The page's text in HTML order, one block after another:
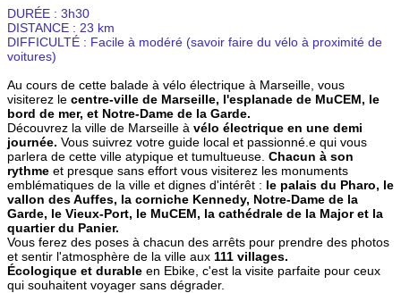
DURÉE : 3h30
DISTANCE : 23 km
DIFFICULTÉ : Facile à modéré (savoir faire du vélo à proximité de
voitures)
Au cours de cette balade à vélo électrique à Marseille, vous
visiterez le centre-ville de Marseille, l'esplanade de MuCEM, le
bord de mer, et Notre-Dame de la Garde.
Découvrez la ville de Marseille à vélo électrique en une demi
journée. Vous suivrez votre guide local et passionné.e qui vous
parlera de cette ville atypique et tumultueuse. Chacun à son
rythme et presque sans effort vous visiterez les monuments
emblématiques de la ville et dignes d'intérêt : le palais du Pharo, le
vallon des Auffes, la corniche Kennedy, Notre-Dame de la
Garde, le Vieux-Port, le MuCEM, la cathédrale de la Major et la
quartier du Panier.
Vous ferez des poses à chacun des arrêts pour prendre des photos
et sentir l'atmosphère de la ville aux 111 villages.
Écologique et durable en Ebike, c'est la visite parfaite pour ceux
qui souhaitent voyager sans dégrader.